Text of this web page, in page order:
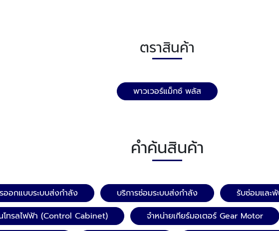
ตราสินค้า
พาวเวอร์แม็กซ์ พลัส
คำค้นสินค้า
ออกแบบระบบส่งกำลัง บริการซ่อมระบบส่งกำลัง
รับซ่อมและ
ทรลไฟฟ้า (Control Cabinet)
จำหน่ายเกียร์มอเตอร์ Gear Motor